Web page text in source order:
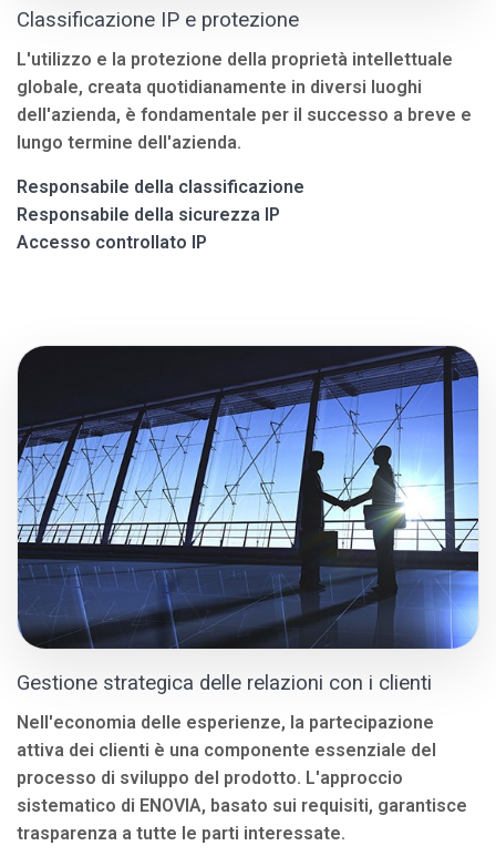
Classificazione IP e protezione
L'utilizzo e la protezione della proprietà intellettuale
globale, creata quotidianamente in diversi luoghi
dell'azienda, è fondamentale per il successo a breve e
lungo termine dell'azienda.
Responsabile della classificazione
Responsabile della sicurezza IP
Accesso controllato IP
Gestione strategica delle relazioni con i clienti
Nell'economia delle esperienze, la partecipazione
attiva dei clienti è una componente essenziale del
processo di sviluppo del prodotto. L'approccio
sistematico di ENOVIA, basato sui requisiti, garantisce
trasparenza a tutte le parti interessate.